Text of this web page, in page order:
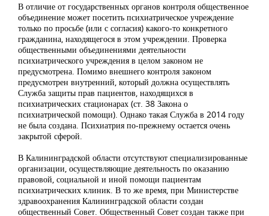
В отличие от государственных органов контроля общественное
объединение может посетить психиатрическое учреждение
только по просьбе (или с согласия) какого-то конкретного
гражданина, находящегося в этом учреждении. Проверка
общественными объединениями деятельности
психиатрического учреждения в целом законом не
предусмотрена. Помимо внешнего контроля законом
предусмотрен внутренний, который должна осуществлять
Служба защиты прав пациентов, находящихся в
психиатрических стационарах (ст. 38 Закона о
психиатрической помощи). Однако такая Служба в 2014 году
не была создана. Психиатрия по-прежнему остается очень
закрытой сферой.
В Калининградской области отсутствуют специализированные
организации, осуществляющие деятельность по оказанию
правовой, социальной и иной помощи пациентам
психиатрических клиник. В то же время, при Министерстве
здравоохранения Калининградской области создан
общественный Совет. Общественный Совет создан также при